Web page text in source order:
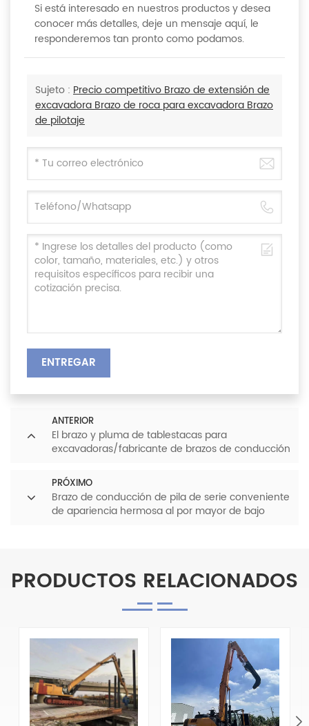
Si está interesado en nuestros productos y desea
conocer más detalles, deje un mensaje aquí, le
responderemos tan pronto como podamos.
Sujeto : Precio competitivo Brazo de extensión de
excavadora Brazo de roca para excavadora Brazo
de pilotaje
ENTREGAR
ANTERIOR
El brazo y pluma de tablestacas para
excavadoras/fabricante de brazos de conducción
PRÓXIMO
Brazo de conducción de pila de serie conveniente
de apariencia hermosa al por mayor de bajo
PRODUCTOS RELACIONADOS